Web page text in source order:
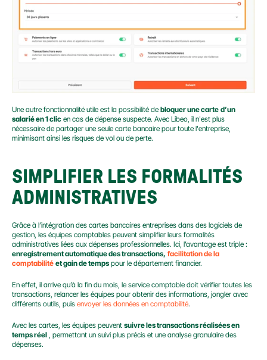
Une autre fonctionnalité utile est la possibilité de bloquer une carte d’un
salarié en 1 clic en cas de dépense suspecte. Avec Libeo, il n'est plus
nécessaire de partager une seule carte bancaire pour toute l'entreprise,
minimisant ainsi les risques de vol ou de perte.
SIMPLIFIER LES FORMALITÉS
ADMINISTRATIVES
Grâce à l’intégration des cartes bancaires entreprises dans des logiciels de
gestion, les équipes comptables peuvent simplifier leurs formalités
enregistrement automatique des transactions, facilitation de la
comptabilité et gain de temps pour le département financier.
En effet, il arrive qu’à la fin du mois, le service comptable doit vérifier toutes les
transactions, relancer les équipes pour obtenir des informations, jongler avec
différents outils, puis envoyer les données en comptabilité.
Avec les cartes, les équipes peuvent suivre les transactions réalisées en
temps réel , permettant un suivi plus précis et une analyse granulaire des
dépenses.